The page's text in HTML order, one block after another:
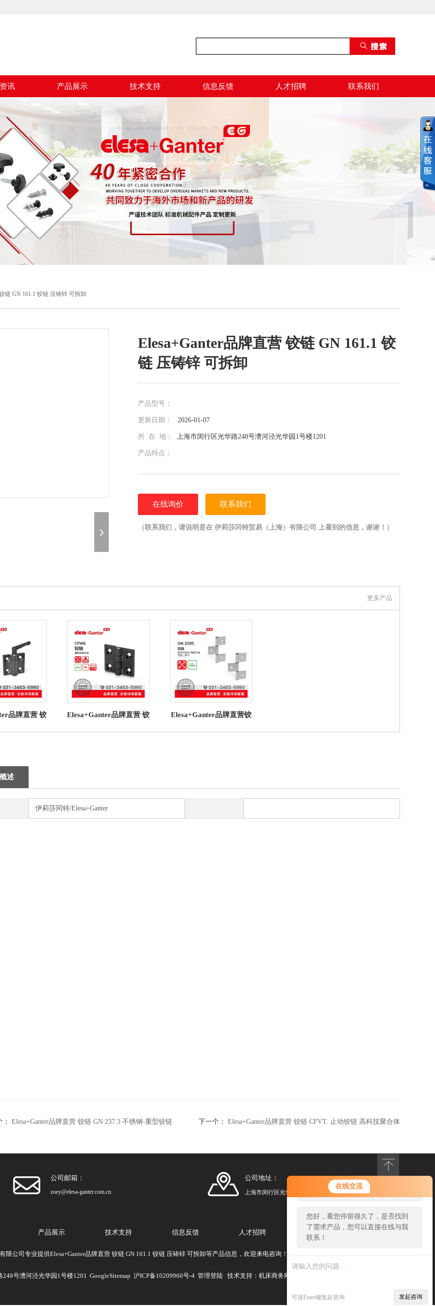
在线交流
您好！欢迎前来咨询，很高兴为您
服务，请问您要咨询什么问题呢？
您好，看您停留很久了，是否找到
了需求产品，您可以直接在线与我
联系！
可按Enter键发起咨询 发起咨询
讯 产品展示 技术支持 信息反馈 人才招聘 联系我们
链 GN 161.1 铰链 压铸锌 可拆卸
Elesa+Ganter品牌直营 铰链 GN 161.1 铰
链 压铸锌 可拆卸
产品型号：
更新日期： 2026-01-07
所 在 地： 上海市闵行区光华路248号漕河泾光华园1号楼1201
产品特点：
在线询价 联系我们
（联系我们，请说明是在 伊莉莎冈特贸易（上海）有限公司 上看到的信息，谢谢！）
更多产品
品牌直营 铰
锁定
Elesa+Ganter品牌直营 铰
技聚合体
Elesa+Ganter品牌直营铰
分铝型材面板元件
述
伊莉莎冈特/Elesa+Ganter
Elesa+Ganter品牌直营 铰链 GN 237.3 不锈钢-重型铰链 下一个： Elesa+Ganter品牌直营 铰链 CFVT. 止动铰链 高科技聚合体
公司邮箱：
zoey@elesa-ganter.com.cn
公司地址：
上海市闵行区光华路248号漕河泾光华园1号楼1201
产品展示 技术支持 信息反馈 人才招聘 联系我们
限公司专业提供Elesa+Ganter品牌直营 铰链 GN 161.1 铰链 压铸锌 可拆卸等产品信息，欢迎来电咨询！
号漕河泾光华园1号楼1201 GoogleSitemap 沪ICP备10209960号-4 管理登陆 技术支持： 机床商务网